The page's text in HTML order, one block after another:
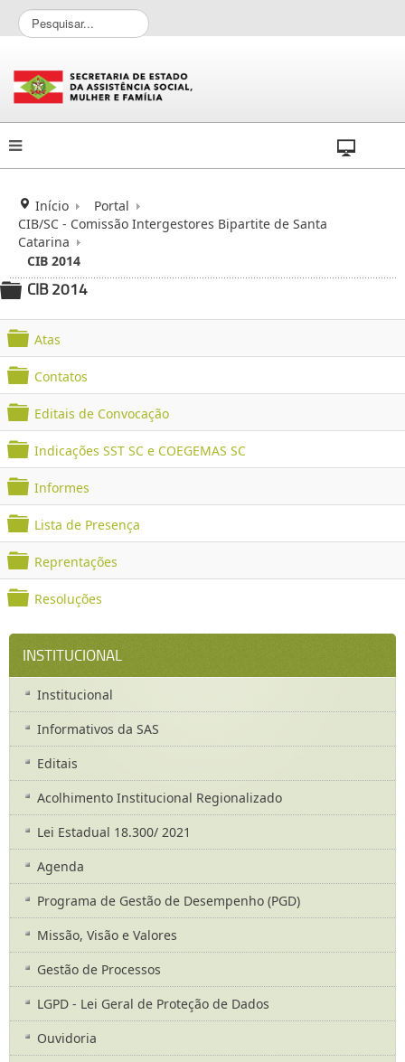
P
e
q
u
i
s
a
.
Início
Portal
CIB/SC - Comissão Intergestores Bipartite de Santa
Catarina
CIB 2014
CIB 2014
f
o
l
d
e
r
Atas
f
o
l
d
e
r
Contatos
f
o
l
d
e
r
Editais de Convocação
f
o
l
d
e
r
Indicações SST SC e COEGEMAS SC
f
o
l
d
e
Informes
f
o
l
d
e
r
Lista de Presença
f
o
d
e
Reprentações
o
d
Resoluções
INSTITUCIONAL
Institucional
Informativos da SAS
Editais
Acolhimento Institucional Regionalizado
Lei Estadual 18.300/ 2021
Agenda
Programa de Gestão de Desempenho (PGD)
Missão, Visão e Valores
Gestão de Processos
LGPD - Lei Geral de Proteção de Dados
Ouvidoria